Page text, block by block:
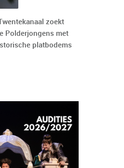
zoekt
Polderjongens met
platbodems